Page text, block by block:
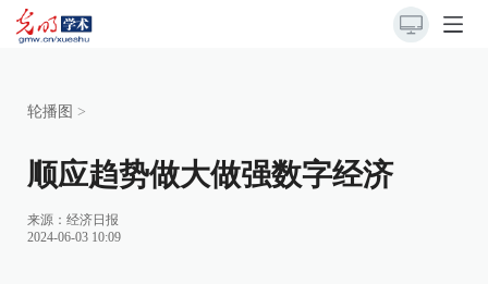
轮播图 >
顺应趋势做大做强数字经济
来源： 经济日报
2024-06-03 10:09